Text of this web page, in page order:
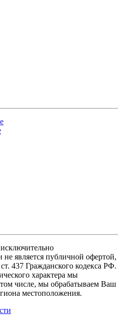
является публичной офертой,
437 Гражданского кодекса РФ.
характера мы
числе, мы обрабатываем Ваш
местоположения.